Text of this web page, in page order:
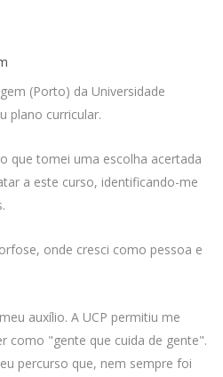
(Porto) da Universidade
plano curricular.
que tomei uma escolha acertada
a este curso, identificando-me
onde cresci como pessoa e
auxílio. A UCP permitiu me
como "gente que cuida de gente".
percurso que, nem sempre foi